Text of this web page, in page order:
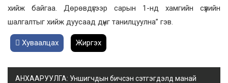
хийж байгаа. Дөрөвдүгээр сарын 1-нд хамгийн сүүлийн
шалгалтыг хийж дуусаад дүнг танилцуулна” гэв.
Хуваалцах Жиргэх
АНХААРУУЛГА: Уншигчдын бичсэн сэтгэгдэлд манай